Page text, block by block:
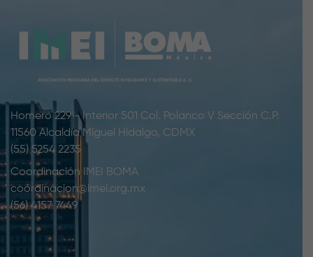
Homero 229 - Interior 501 Col. Polanco V Sección C.P.
11560 Alcaldía Miguel Hidalgo, CDMX
(55) 5254 2235
Coordinación IMEI BOMA
coordinacion@imei.org.mx
(56) 4157 7449